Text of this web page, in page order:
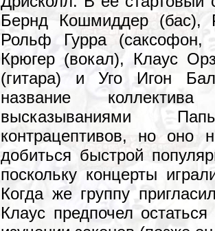
Бернд Кошмиддер (бас),
Рольф Гурра
Крюгер (вокал), Клаус
(гитара) и Уго Игон
название
высказываниями
контрацептивов, но оно
добиться быстрой
поскольку концерты
Когда же группу
Клаус предпочел